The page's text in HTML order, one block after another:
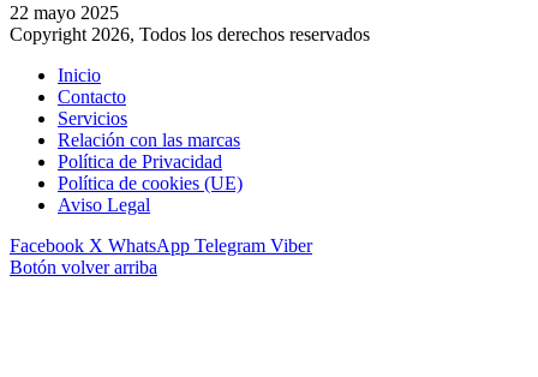
22 mayo 2025
Copyright 2026, Todos los derechos reservados
Inicio
Contacto
Servicios
Relación con las marcas
Política de Privacidad
Política de cookies (UE)
Aviso Legal
Facebook X WhatsApp Telegram Viber
Botón volver arriba